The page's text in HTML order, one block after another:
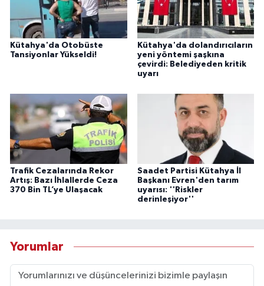
Kütahya'da Otobüste
Tansiyonlar Yükseldi!
Kütahya'da dolandırıcıların
yeni yöntemi şaşkına
çevirdi: Belediyeden kritik
uyarı
Trafik Cezalarında Rekor
Artış: Bazı İhlallerde Ceza
370 Bin TL’ye Ulaşacak
Saadet Partisi Kütahya İl
Başkanı Evren'den tarım
uyarısı: ''Riskler
derinleşiyor''
Yorumlar